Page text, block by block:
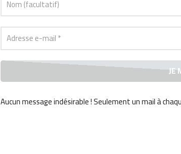
Aucun message indésirable ! Seulement un mail à